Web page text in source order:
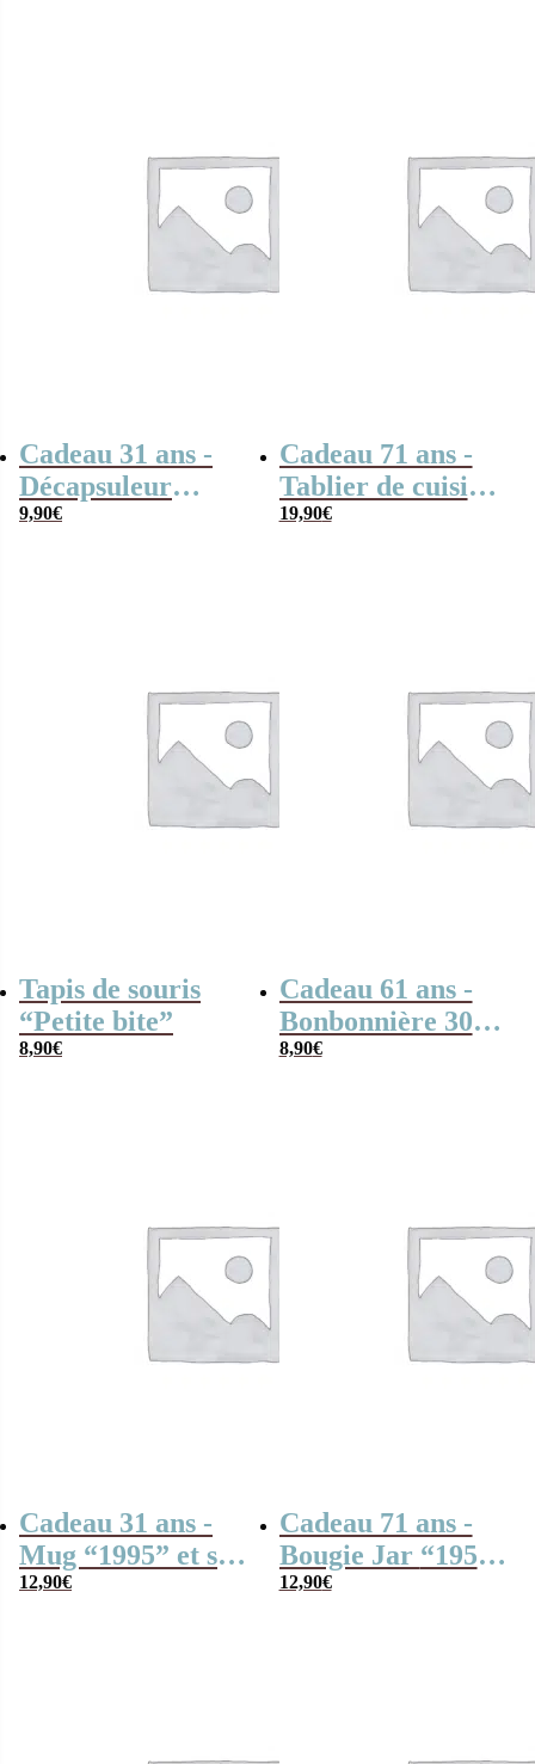
Cadeau 31 ans -
Décapsuleur
cuisine “1995”
9,90€
Cadeau 71 ans -
Tablier de cuisine
“1955”
19,90€
Tapis de souris
“Petite bite”
8,90€
Cadeau 61 ans -
Bonbonnière 300g
mix Bonbons
8,90€
Cadeau 31 ans -
Mug “1995” et ses
guimauves torsade
12,90€
Cadeau 71 ans -
Bougie Jar “1955”
– Cadeau pour
12,90€